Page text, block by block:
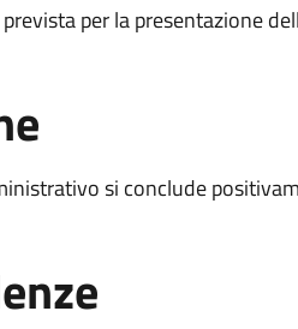
per la presentazione
si conclude